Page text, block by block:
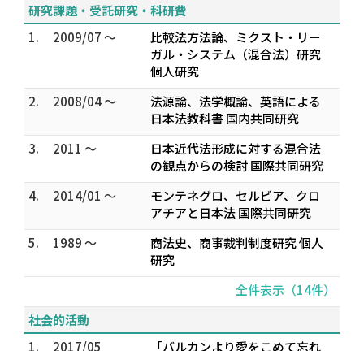
研究課題・受託研究・科研費
1.
2009/07 ～
比較法方法論、ミクスト・リー
ガル・システム（混合法）研究
個人研究
2.
2008/04 ～
法源論、法学概論、英語による
日本法教科書 国内共同研究
3.
2011 ～
日本近代法形成に対する混合法
の観点からの検討 国際共同研究
4.
2014/01 ～
モンテネグロ、セルビア、クロ
アチアと日本法 国際共同研究
5.
1989 ～
商法史、商事裁判制度研究 個人
研究
全件表示（14件）
社会的活動
1.
2017/05 「バルカンより愛をこめて――忘れ